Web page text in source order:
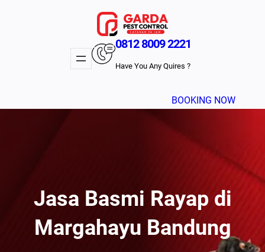
0812 8009 2221
Have You Any Quires ?
BOOKING NOW
Jasa Basmi Rayap di
Margahayu Bandung